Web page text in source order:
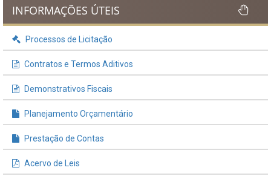
INFORMAÇÕES ÚTEIS
Processos de Licitação
Contratos e Termos Aditivos
Demonstrativos Fiscais
Planejamento Orçamentário
Prestação de Contas
Acervo de Leis